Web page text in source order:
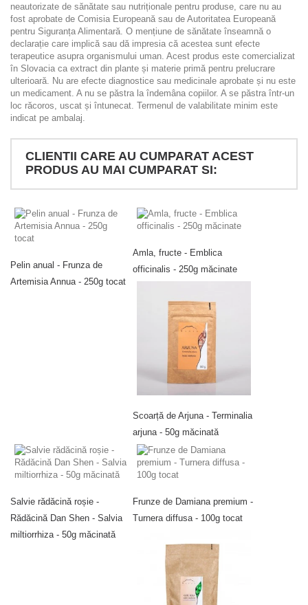
neautorizate de sănătate sau nutriționale pentru produse, care nu au
fost aprobate de Comisia Europeană sau de Autoritatea Europeană
pentru Siguranța Alimentară. O mențiune de sănătate înseamnă o
declarație care implică sau dă impresia că acestea sunt efecte
terapeutice asupra organismului uman. Acest produs este comercializat
în Slovacia ca extract din plante și materie primă pentru prelucrare
ulterioară. Nu are efecte diagnostice sau medicinale aprobate și nu este
un medicament. A nu se păstra la îndemâna copiilor. A se păstra într-un
loc răcoros, uscat și întunecat. Termenul de valabilitate minim este
indicat pe ambalaj.
CLIENTII CARE AU CUMPARAT ACEST
PRODUS AU MAI CUMPARAT SI:
Pelin anual - Frunza de
Artemisia Annua - 250g tocat
Amla, fructe - Emblica
officinalis - 250g măcinate
Scoarță de Arjuna - Terminalia
arjuna - 50g măcinată
Salvie rădăcină roșie -
Rădăcină Dan Shen - Salvia
miltiorrhiza - 50g măcinată
Frunze de Damiana premium -
Turnera diffusa - 100g tocat